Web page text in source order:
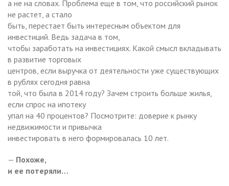
а не на словах. Проблема еще в том, что российский рынок
не растет, а стало
быть, перестает быть интересным объектом для
инвестиций. Ведь задача в том,
чтобы заработать на инвестициях. Какой смысл вкладывать
в развитие торговых
центров, если выручка от деятельности уже существующих
в рублях сегодня равна
той, что была в 2014 году? Зачем строить больше жилья,
если спрос на ипотеку
упал на 40 процентов? Посмотрите: доверие к рынку
недвижимости и привычка
инвестировать в него формировалась 10 лет.
— Похоже,
и ее потеряли…